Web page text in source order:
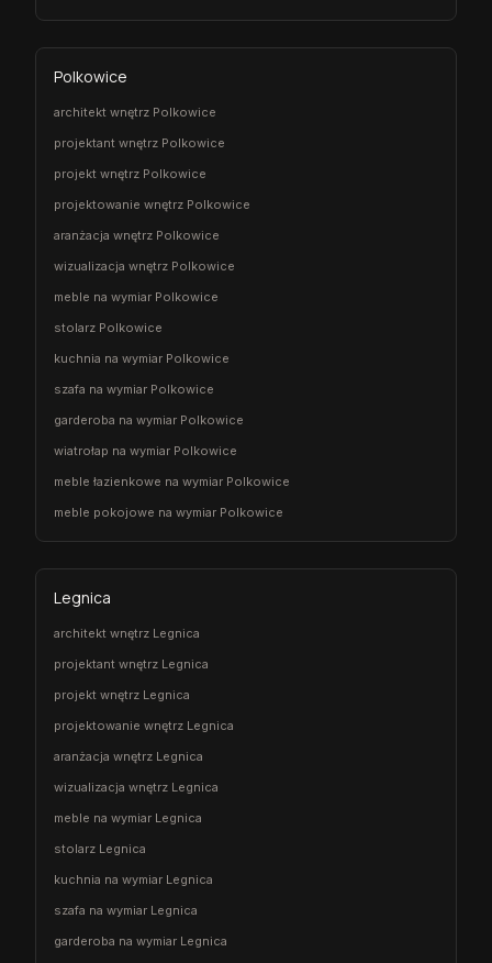
Polkowice
architekt wnętrz Polkowice
projektant wnętrz Polkowice
projekt wnętrz Polkowice
projektowanie wnętrz Polkowice
aranżacja wnętrz Polkowice
wizualizacja wnętrz Polkowice
meble na wymiar Polkowice
stolarz Polkowice
kuchnia na wymiar Polkowice
szafa na wymiar Polkowice
garderoba na wymiar Polkowice
wiatrołap na wymiar Polkowice
meble łazienkowe na wymiar Polkowice
meble pokojowe na wymiar Polkowice
Legnica
architekt wnętrz Legnica
projektant wnętrz Legnica
projekt wnętrz Legnica
projektowanie wnętrz Legnica
aranżacja wnętrz Legnica
wizualizacja wnętrz Legnica
meble na wymiar Legnica
stolarz Legnica
kuchnia na wymiar Legnica
szafa na wymiar Legnica
garderoba na wymiar Legnica